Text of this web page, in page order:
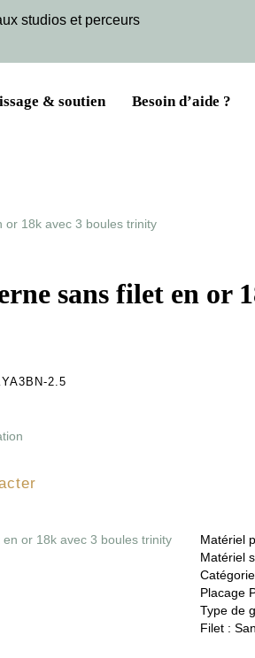
studios et perceurs
& soutien Besoin d’aide ?
or 18k avec 3 boules trinity
sans filet en or
2.5
or 18k avec 3 boules trinity Matériel
Matériel
Placage
Type de
Filet :